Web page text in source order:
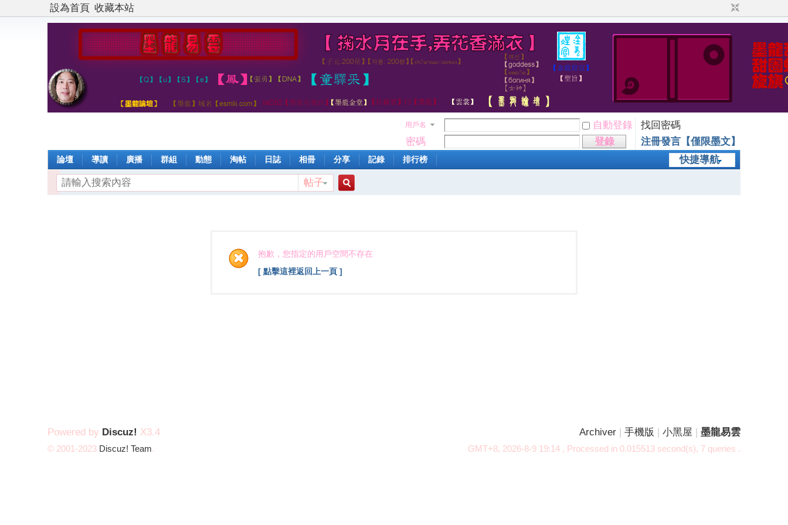
設為首頁 收藏本站
用戶名 自動登錄
找回密碼
密碼
登錄
注冊發言【僅限墨文】
快捷導航
論壇 導讀 廣播 群組 動態 淘帖 日誌 相冊 分享 記錄 排行榜
帖子
索
抱歉，您指定的用戶空間不存在
[ 點擊這裡返回上一頁 ]
Archiver | 手機版 | 小黑屋 | 墨龍易雲
GMT+8, 2026-8-9 19:14 , Processed in 0.015513 second(s), 7 queries .
Powered by Discuz! X3.4
© 2001-2023 Discuz! Team.